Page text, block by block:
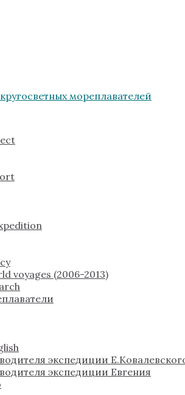
voyages (2006-2013)
экспедиции
экспедиции Евгения